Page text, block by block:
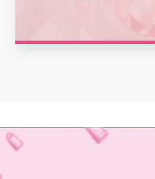
Más que una tienda
asesorando a nuestras